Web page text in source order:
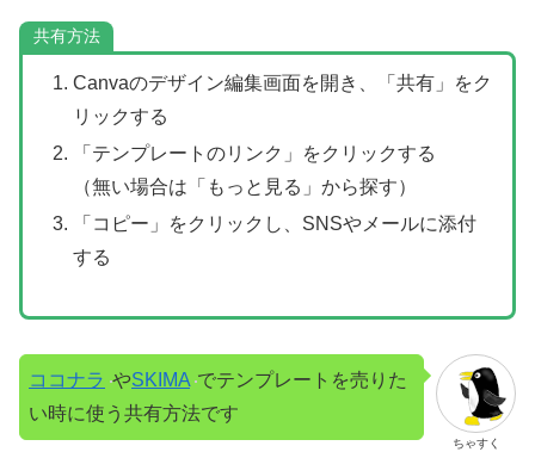
共有方法
Canvaのデザイン編集画面を開き、「共有」をク
リックする
「テンプレートのリンク」をクリックする
（無い場合は「もっと見る」から探す）
「コピー」をクリックし、SNSやメールに添付
する
ちゃすく
ココナラ やSKIMA でテンプレートを売りた
い時に使う共有方法です